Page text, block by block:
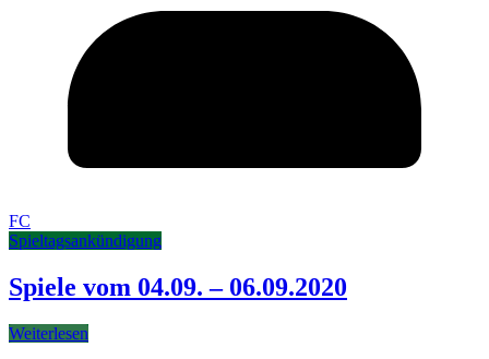
FC
Spieltagsankündigung
Spiele vom 04.09. – 06.09.2020
Weiterlesen